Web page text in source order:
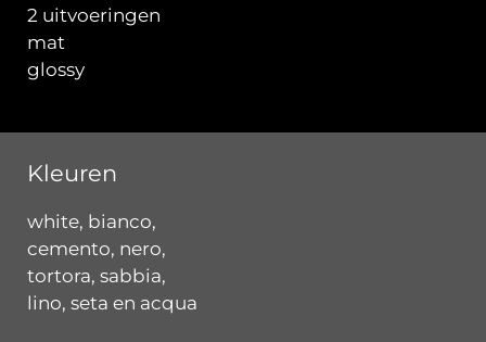
2 uitvoeringen
mat
glossy
Kleuren
white, bianco,
cemento, nero,
tortora, sabbia,
lino, seta en acqua